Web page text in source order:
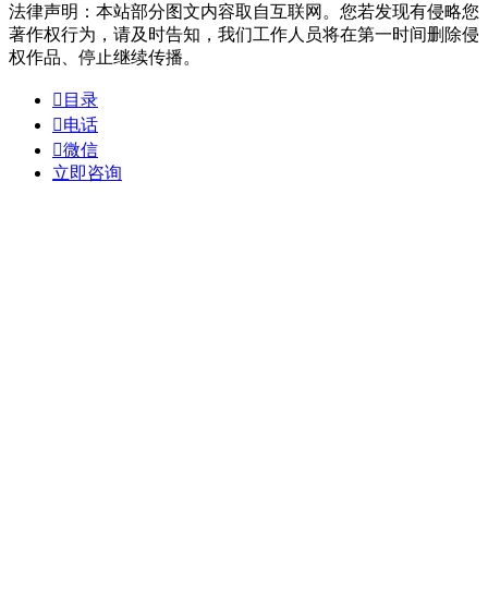
法律声明：本站部分图文内容取自互联网。您若发现有侵略您
著作权行为，请及时告知，我们工作人员将在第一时间删除侵
权作品、停止继续传播。
 目录
电话
微信
立即咨询